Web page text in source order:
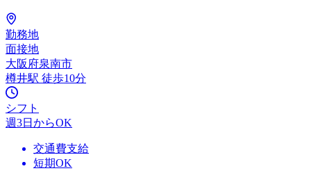
勤務地
面接地
大阪府泉南市
樽井駅 徒歩10分
シフト
週3日からOK
交通費支給
短期OK